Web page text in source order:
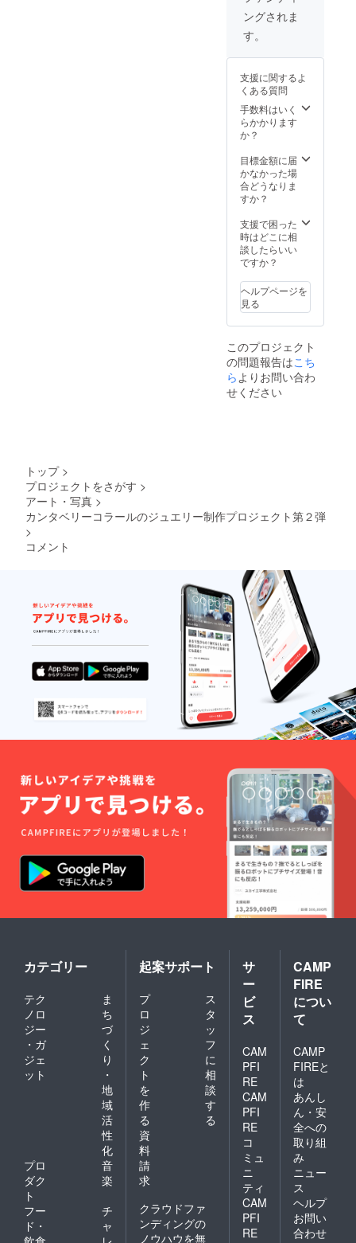
ジで
す。全
２個出
ん。
ングされま
す。
支援に関するよ
くある質問
手数料はいく
らかかります
か？
目標金額に届
かなかった場
合どうなりま
すか？
支援で困った
時はどこに相
談したらいい
ですか？
ヘルプページを
見る
このプロジェクト
の問題報告はこち
ら よりお問い合わ
せください
トップ >
プロジェクトをさがす >
アート・写真 >
カンタベリーコラールのジュエリー制作プロジェクト第２弾
>
コメント
カテゴリー
テク
ノロ
ジー
・ガ
ジェ
ット
ま
ち
づ
く
り
・
地
域
活
性
化
プロ
ダク
ト
音
楽
フー
ド・
チ
ャ
起案サポート
プ
ロ
ジ
ェ
ク
ト
を
作
る
ス
タ
ッ
フ
に
相
談
す
る
資
料
請
求
クラウドファ
ンディングの
ノウハウを無
サ
ー
ビ
ス
CAM
PFI
RE
CAM
PFI
RE
コ
ミュ
ニ
ティ
CAM
PFI
RE
CAMP
FIRE
につい
て
CAMP
FIREと
は
あんし
ん・安
全への
取り組
み
ニュー
ス
ヘルプ
お問い
合わせ